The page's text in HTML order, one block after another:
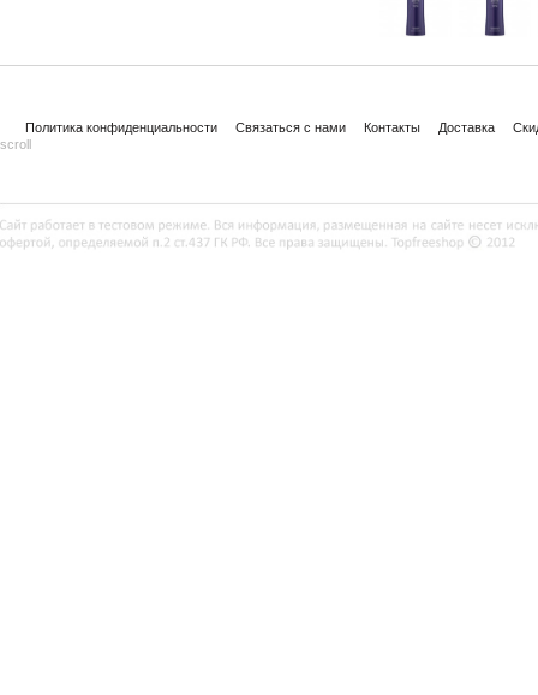
Политика конфиденциальности Связаться с нами Контакты Доставка
scroll